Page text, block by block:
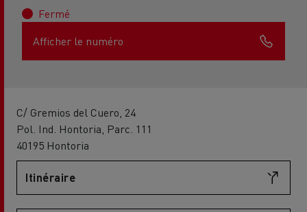
Fermé
Afficher le numéro
C/ Gremios del Cuero, 24
Pol. Ind. Hontoria, Parc. 111
40195 Hontoria
Itinéraire